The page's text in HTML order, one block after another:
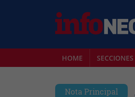
HOME SECCIONES
Nota Principal